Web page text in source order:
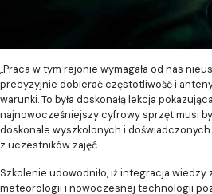
„Praca w tym rejonie wymagała od nas
precyzyjnie dobierać częstotliwość i
warunki. To była doskonałą lekcja
najnowocześniejszy cyfrowy sprzęt musi
doskonale wyszkolonych i doświadczonych
z uczestników zajęć.
Szkolenie udowodniło, iż integracja
meteorologii i nowoczesnej technologii